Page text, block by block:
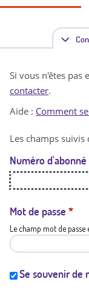
Si vous n'êtes pas
contacter.
Aide : Comment
Les champs suivis
Numéro
Mot de passe *
Le champ mot de passe
Se souvenir de